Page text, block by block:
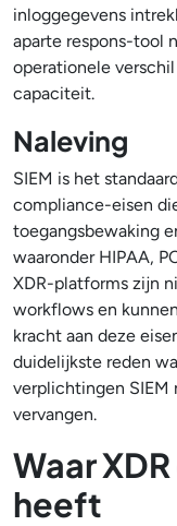
inloggegevens
aparte respons-tool
operationele
capaciteit.
Naleving
SIEM is het
compliance-eisen
toegangsbewaking
waaronder HIPAA,
XDR-platforms zijn
workflows en
kracht aan deze
duidelijkste reden
verplichtingen SIEM
vervangen.
Waar
heeft